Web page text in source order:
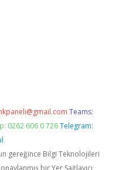
Teams:
0262 606 0 726 Telegram:
gereğince Bilgi Teknolojileri
bir Yer Sağlayıcı